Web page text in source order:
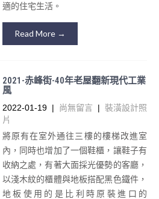
適的住宅生活。
Read More →
2021-赤峰街-40年老屋翻新現代工業
風
2022-01-19 | 尚無留言 | 裝潢設計照
片
將原有在室外通往三樓的樓梯改進室
內，同時也增加了一個鞋櫃，讓鞋子有
收納之處，有著大面採光優勢的客廳，
以淺木紋的櫃體與地板搭配黑色鐵件，
地板使用的是比利時原裝進口的